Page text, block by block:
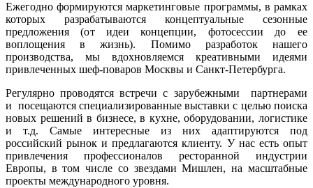
Ежегодно формируются маркетинговые программы, в рамках
которых разрабатываются концептуальные сезонные
предложения (от идеи концепции, фотосессии до ее
воплощения в жизнь). Помимо разработок нашего
производства, мы вдохновляемся креативными идеями
привлеченных шеф-поваров Москвы и Санкт-Петербурга.
Регулярно проводятся встречи с зарубежными партнерами
и посещаются специализированные выставки с целью поиска
новых решений в бизнесе, в кухне, оборудовании, логистике
и т.д. Самые интересные из них адаптируются под
российский рынок и предлагаются клиенту. У нас есть опыт
привлечения профессионалов ресторанной индустрии
Европы, в том числе со звездами Мишлен, на масштабные
проекты международного уровня.